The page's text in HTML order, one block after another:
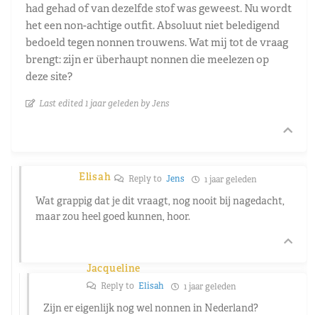
had gehad of van dezelfde stof was geweest. Nu wordt
het een non-achtige outfit. Absoluut niet beledigend
bedoeld tegen nonnen trouwens. Wat mij tot de vraag
brengt: zijn er überhaupt nonnen die meelezen op
deze site?
Last edited 1 jaar geleden by Jens
Elisah Reply toJens 1 jaar geleden
Wat grappig dat je dit vraagt, nog nooit bij nagedacht,
maar zou heel goed kunnen, hoor.
Jacqueline
Reply to Elisah 1 jaar geleden
Zijn er eigenlijk nog wel nonnen in Nederland?